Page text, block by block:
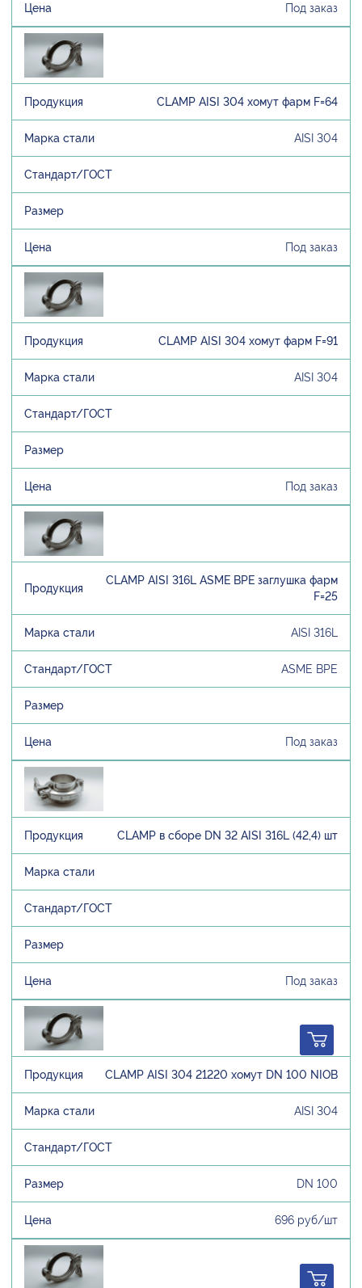
Под заказ
CLAMP AISI 304 хомут фарм F=64
AISI 304
Под заказ
CLAMP AISI 304 хомут фарм F=91
AISI 304
Под заказ
CLAMP AISI 316L ASME BPE заглушка фарм
F=25
AISI 316L
ASME BPE
Под заказ
CLAMP в сборе DN 32 AISI 316L (42,4) шт
Под заказ
CLAMP AISI 304 21220 хомут DN 100 NIOB
AISI 304
DN 100
696 руб/шт